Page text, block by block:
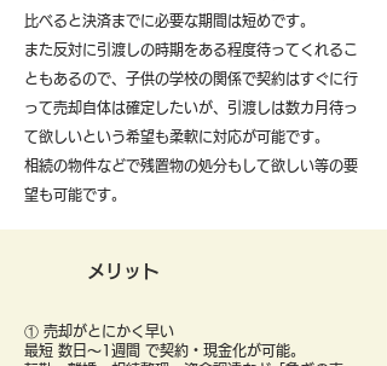
比べると決済までに必要な期間は短めです。
また反対に引渡しの時期をある程度待ってくれるこ
ともあるので、子供の学校の関係で契約はすぐに行
って売却自体は確定したいが、引渡しは数カ月待っ
て欲しいという希望も柔軟に対応が可能です。
​相続の物件などで残置物の処分もして欲しい等の要
望も可能です。
メリット
① 売却がとにかく早い
最短 数日〜1週間 で契約・現金化が可能。